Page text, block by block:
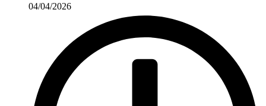
04/04/2026